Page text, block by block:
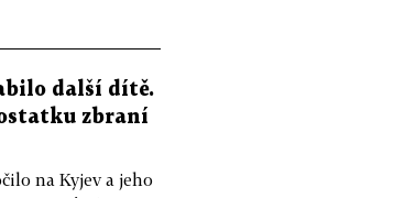
další dítě.
zbraní
na Kyjev a jeho